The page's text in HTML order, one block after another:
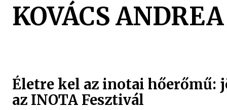
KOVÁCS ANDREA
Életre kel az inotai hőerőmű:
az INOTA Fesztivál